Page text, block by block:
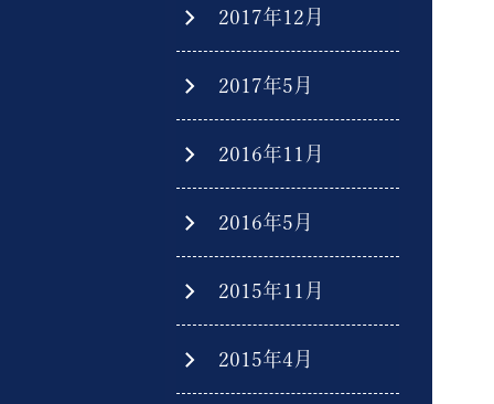
2017年12月
2017年5月
2016年11月
2016年5月
2015年11月
2015年4月